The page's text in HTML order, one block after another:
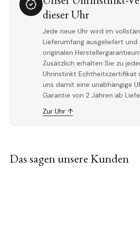
dieser Uhr
Jede neue Uhr wird im
Lieferumfang ausgeliefert
originalen
Zusätzlich erhalten Sie zu
Uhrinstinkt Echtheitszertifikat
uns damit eine unabhängige
Garantie von 2 Jahren ab
Zur Uhr ↑
Das sagen unsere Kunden